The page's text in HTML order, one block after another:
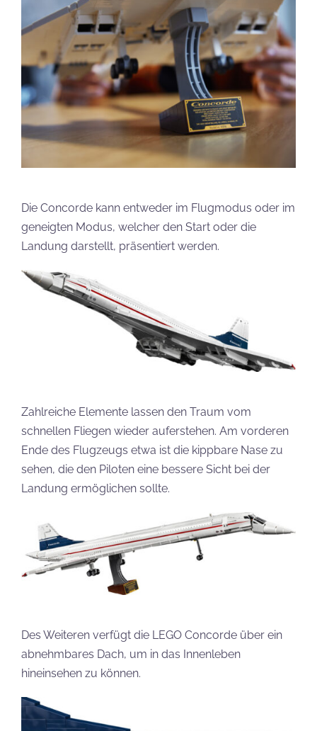
Die Concorde kann entweder im Flugmodus oder im
geneigten Modus, welcher den Start oder die
Landung darstellt, präsentiert werden.
Zahlreiche Elemente lassen den Traum vom
schnellen Fliegen wieder auferstehen. Am vorderen
Ende des Flugzeugs etwa ist die kippbare Nase zu
sehen, die den Piloten eine bessere Sicht bei der
Landung ermöglichen sollte.
Des Weiteren verfügt die LEGO Concorde über ein
abnehmbares Dach, um in das Innenleben
hineinsehen zu können.